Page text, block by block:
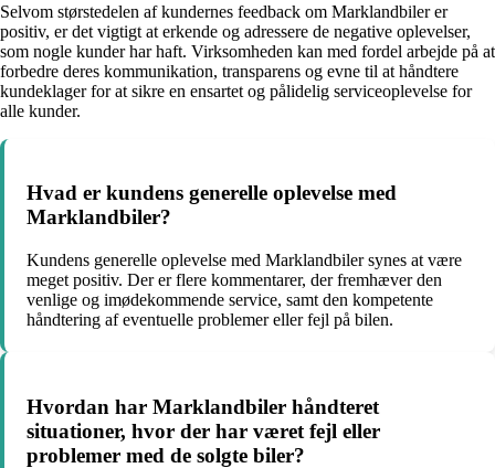
Selvom størstedelen af kundernes feedback om Marklandbiler er
positiv, er det vigtigt at erkende og adressere de negative oplevelser,
som nogle kunder har haft. Virksomheden kan med fordel arbejde på at
forbedre deres kommunikation, transparens og evne til at håndtere
kundeklager for at sikre en ensartet og pålidelig serviceoplevelse for
alle kunder.
Hvad er kundens generelle oplevelse med
Marklandbiler?
Kundens generelle oplevelse med Marklandbiler synes at være
meget positiv. Der er flere kommentarer, der fremhæver den
venlige og imødekommende service, samt den kompetente
håndtering af eventuelle problemer eller fejl på bilen.
Hvordan har Marklandbiler håndteret
situationer, hvor der har været fejl eller
problemer med de solgte biler?